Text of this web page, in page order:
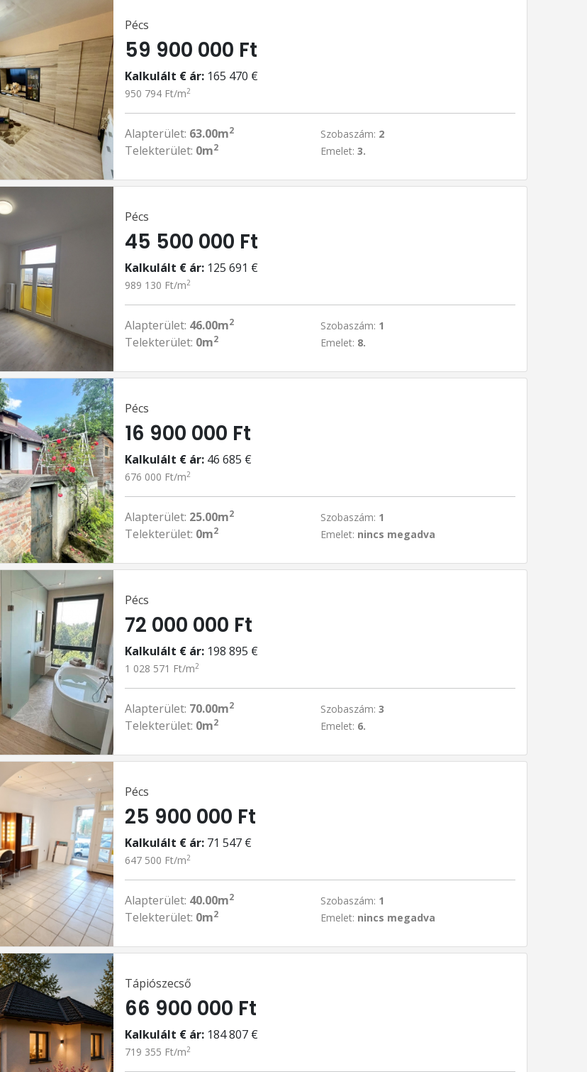
Pécs
59 900 000 Ft
Kalkulált € ár: 165 470 €
950 794 Ft/m2
Alapterület: 63.00m2
Telekterület: 0m2
Szobaszám: 2
Emelet: 3.
Pécs
45 500 000 Ft
Kalkulált € ár: 125 691 €
989 130 Ft/m2
Alapterület: 46.00m2
Telekterület: 0m2
Szobaszám: 1
Emelet: 8.
Pécs
16 900 000 Ft
Kalkulált € ár: 46 685 €
676 000 Ft/m2
Alapterület: 25.00m2
Telekterület: 0m2
Szobaszám: 1
Emelet: nincs megadva
Pécs
72 000 000 Ft
Kalkulált € ár: 198 895 €
1 028 571 Ft/m2
Alapterület: 70.00m2
Telekterület: 0m2
Szobaszám: 3
Emelet: 6.
Pécs
25 900 000 Ft
Kalkulált € ár: 71 547 €
647 500 Ft/m2
Alapterület: 40.00m2
Telekterület: 0m2
Szobaszám: 1
Emelet: nincs megadva
Tápiószecső
66 900 000 Ft
Kalkulált € ár: 184 807 €
719 355 Ft/m2